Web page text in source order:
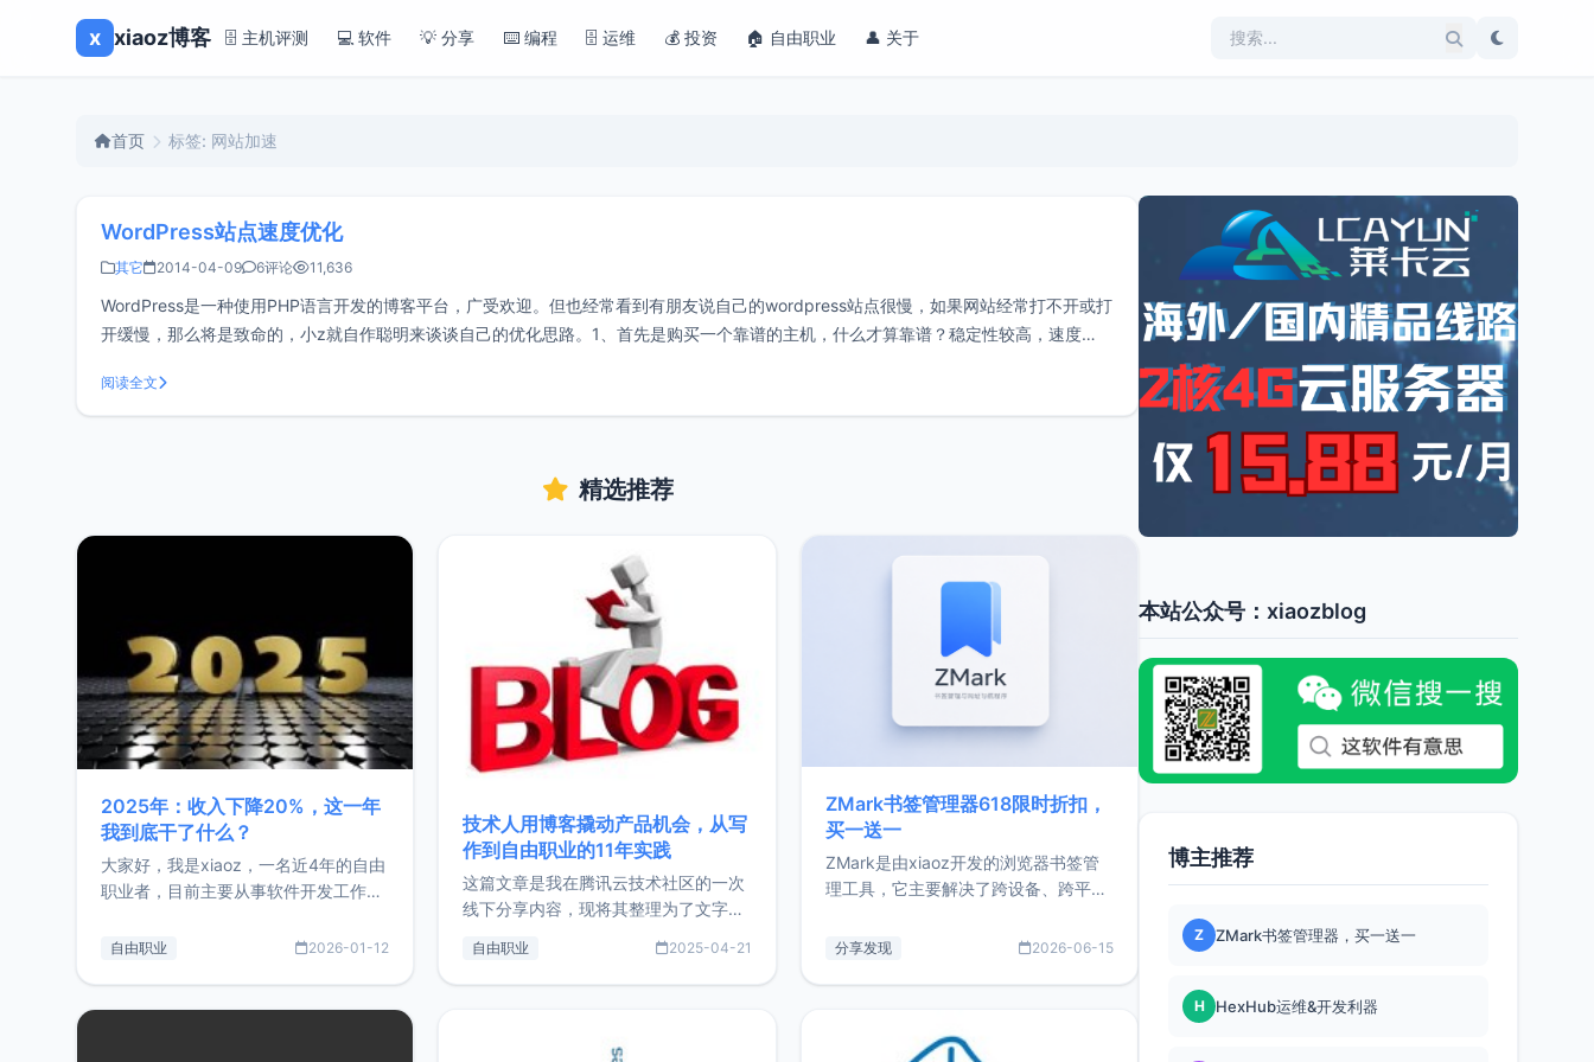
x xiaoz博客 🗄️ 主机评测 💻 软件 💡 分享 ⌨️ 编程 🗄️ 运维 💰 投资 🏠 自由职业 👤 关于
首页 标签: 网站加速
WordPress站点速度优化
其它 2014-04-09 6评论 11,636
WordPress是一种使用PHP语言开发的博客平台，广受欢迎。但也经常看到有朋友说自己的wordpress站点很慢，如果网站经常打不开或打
开缓慢，那么将是致命的，小z就自作聪明来谈谈自己的优化思路。1、首先是购买一个靠谱的主机，什么才算靠谱？稳定性较高，速度
阅读全文
精选推荐
2025年：收入下降20%，这一年
我到底干了什么？
大家好，我是xiaoz，一名近4年的自由
职业者，目前主要从事软件开发工作。
的总结，内容主要包括：工作、学习、
自由职业 2026-01-12
技术人用博客撬动产品机会，从写
作到自由职业的11年实践
这篇文章是我在腾讯云技术社区的一次
线下分享内容，现将其整理为了文字
版，分享了写博客11年来的经历，以及
通过博客过渡到做产品和走向自由职业
的一个小故事。文中还首次公开了我的
自由职业 2025-04-21
ZMark书签管理器618限时折扣，
买一送一
ZMark是由xiaoz开发的浏览器书签管
理工具，它主要解决了跨设备、跨平
做到一处部署、随处访问。同时，它还
量级： 使用Bun + Hono.js
分享发现 2026-06-15
本站公众号：xiaozblog
博主推荐
Z ZMark书签管理器，买一送一
H HexHub运维&开发利器